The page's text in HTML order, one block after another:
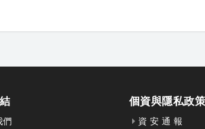
們
個資與隱私政
資 安 通 報